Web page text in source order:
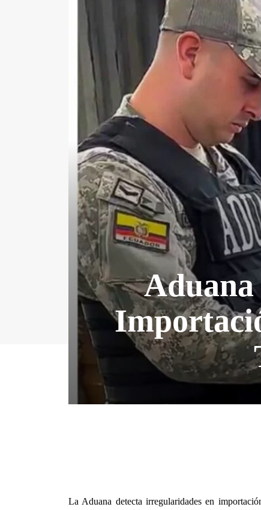
La Aduana detecta irregularidades en